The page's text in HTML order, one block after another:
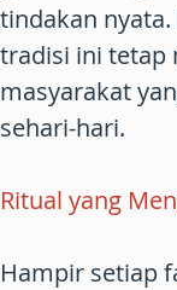
tindakan
tradisi ini tetap
masyarakat
sehari-hari.
Ritual yang
Hampir setiap